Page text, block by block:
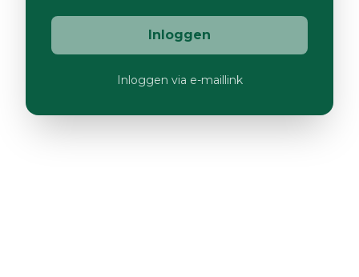
Inloggen
Inloggen via e-maillink